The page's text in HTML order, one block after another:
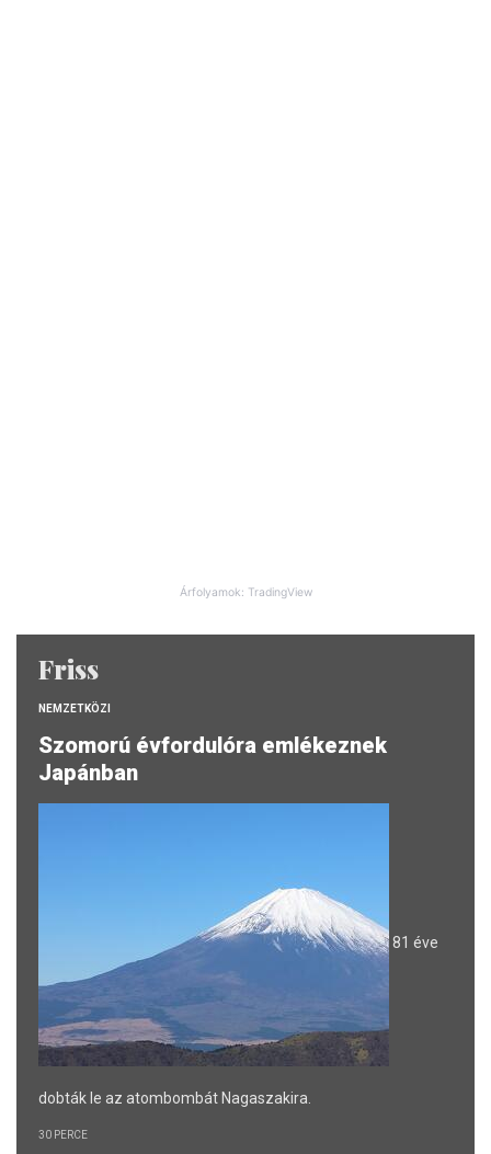
Árfolyamok: TradingView
Friss
NEMZETKÖZI
Szomorú évfordulóra emlékeznek
Japánban
81 éve
dobták le az atombombát Nagaszakira.
30 PERCE